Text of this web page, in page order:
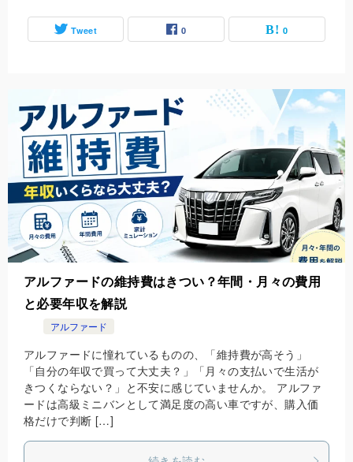
Tweet 0 0
アルファードの維持費はきつい？年間・月々の費用
と必要年収を解説
アルファード
アルファードに憧れているものの、「維持費が高そう」
「自分の年収で買って大丈夫？」「月々の支払いで生活が
きつくならない？」と不安に感じていませんか。 アルファ
ードは高級ミニバンとして満足度の高い車ですが、購入価
格だけで判断 […]